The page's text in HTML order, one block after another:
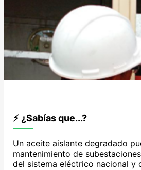
⚡ ¿Sabías que...?
Un aceite aislante degradado
mantenimiento de
del sistema eléctrico nacional y